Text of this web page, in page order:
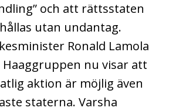
och att rättsstaten
utan undantag.
Ronald Lamola
nu visar att
aktion är möjlig även
staterna. Varsha